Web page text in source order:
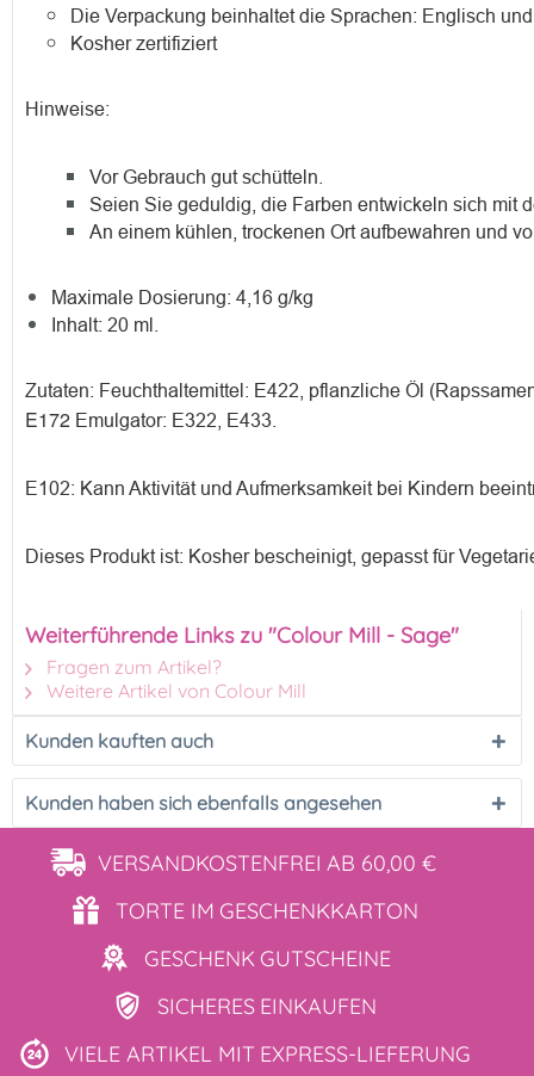
Die Verpackung beinhaltet die Sprachen: Englisch
Kosher zertifiziert
Hinweise:
Vor Gebrauch gut schütteln.
Seien Sie geduldig, die Farben entwickeln sich mit
An einem kühlen, trockenen Ort aufbewahren und
Maximale Dosierung: 4,16 g/kg
Inhalt: 20 ml.
Zutaten: Feuchthaltemittel: E422, pflanzliche Öl
E172 Emulgator: E322, E433.
E102: Kann Aktivität und Aufmerksamkeit bei Kindern
Dieses Produkt ist: Kosher bescheinigt, gepasst für
Weiterführende Links zu "Colour Mill - Sage"
Fragen zum Artikel?
Weitere Artikel von Colour Mill
Kunden kauften auch
Kunden haben sich ebenfalls angesehen
VERSANDKOSTENFREI AB 60,00 €
TORTE IM GESCHENKKARTON
GESCHENK GUTSCHEINE
SICHERES EINKAUFEN
VIELE ARTIKEL MIT EXPRESS-LIEFERUNG